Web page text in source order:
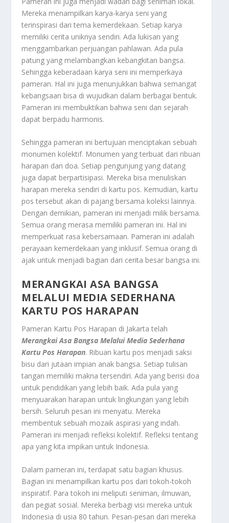
Mereka menampilkan karya-karya seni yang
terinspirasi dari tema kemerdekaan. Setiap karya
memiliki cerita uniknya sendiri. Ada lukisan yang
menggambarkan perjuangan pahlawan. Ada pula
patung yang melambangkan kebangkitan bangsa.
Sehingga keberadaan karya seni ini memperkaya
pameran. Hal ini juga menunjukkan bahwa semangat
kebangsaan bisa di wujudkan dalam berbagai bentuk.
Pameran ini membuktikan bahwa seni dan sejarah
dapat berpadu harmonis.
Sehingga pameran ini bertujuan menciptakan sebuah
monumen kolektif. Monumen yang terbuat dari ribuan
harapan dan doa. Setiap pengunjung yang datang
juga dapat berpartisipasi. Mereka bisa menuliskan
harapan mereka sendiri di kartu pos. Kemudian, kartu
pos tersebut akan di pajang bersama koleksi lainnya.
Dengan demikian, pameran ini menjadi milik bersama.
Semua orang merasa memiliki pameran ini. Hal ini
memperkuat rasa kebersamaan. Pameran ini adalah
perayaan kemerdekaan yang inklusif. Semua orang di
ajak untuk menjadi bagian dari cerita besar bangsa ini.
MERANGKAI ASA BANGSA
MELALUI MEDIA SEDERHANA
KARTU POS HARAPAN
Pameran Kartu Pos Harapan di Jakarta telah
Merangkai Asa Bangsa Melalui Media Sederhana
Kartu Pos Harapan. Ribuan kartu pos menjadi saksi
bisu dari jutaan impian anak bangsa. Setiap tulisan
tangan memiliki makna tersendiri. Ada yang berisi doa
untuk pendidikan yang lebih baik. Ada pula yang
menyuarakan harapan untuk lingkungan yang lebih
bersih. Seluruh pesan ini menyatu. Mereka
membentuk sebuah mozaik aspirasi yang indah.
Pameran ini menjadi refleksi kolektif. Refleksi tentang
apa yang kita impikan untuk Indonesia.
Dalam pameran ini, terdapat satu bagian khusus.
Bagian ini menampilkan kartu pos dari tokoh-tokoh
inspiratif. Para tokoh ini meliputi seniman, ilmuwan,
dan pegiat sosial. Mereka berbagi visi mereka untuk
Indonesia di usia 80 tahun. Pesan-pesan dari mereka